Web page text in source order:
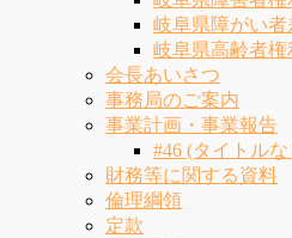
岐阜県障がい
岐阜県高齢者
会長あいさつ
事務局のご案内
事業計画・事業報告
#46 (タイトル
財務等に関する資料
倫理綱領
定款